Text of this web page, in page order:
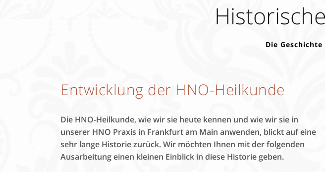
Die
Entwicklung der HNO-Heilkunde
Die HNO-Heilkunde, wie wir sie heute kennen und wie wir sie in
unserer HNO Praxis in Frankfurt am Main anwenden, blickt auf eine
sehr lange Historie zurück. Wir möchten Ihnen mit der folgenden
Ausarbeitung einen kleinen Einblick in diese Historie geben.